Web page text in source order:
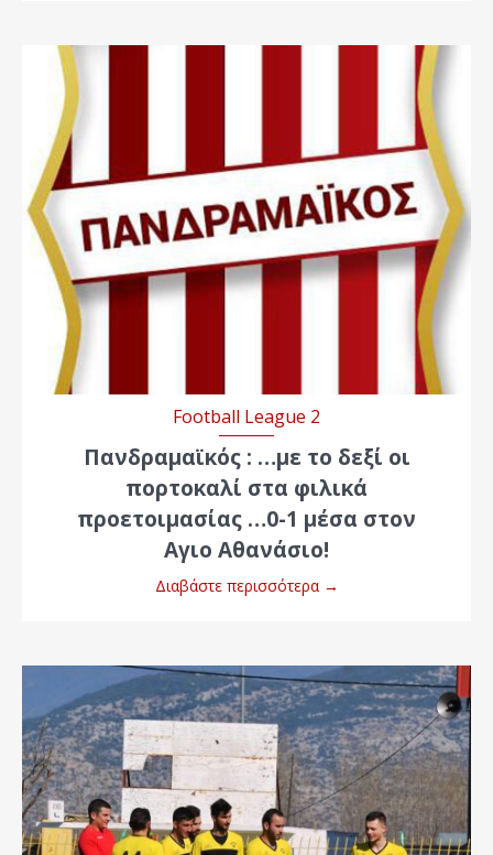
Football League 2
Πανδραμαϊκός : …με το δεξί οι
πορτοκαλί στα φιλικά
προετοιμασίας …0-1 μέσα στον
Αγιο Αθανάσιο!
Διαβάστε περισσότερα →